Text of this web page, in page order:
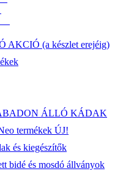
AKCIÓ (a készlet erejéig)
ÁLLÓ KÁDAK
termékek ÚJ!
és kiegészítők
bidé és mosdó állványok